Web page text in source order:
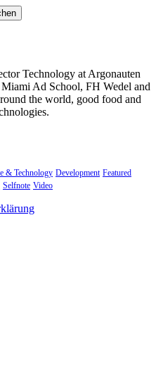
Technology at Argonauten
Ad School, FH Wedel and
the world, good food and
& Technology Development Featured
Selfnote Video